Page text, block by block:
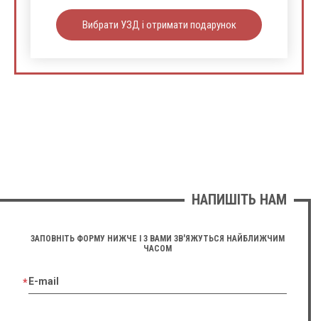
Вибрати УЗД і отримати подарунок
НАПИШІТЬ НАМ
ЗАПОВНІТЬ ФОРМУ НИЖЧЕ І З ВАМИ ЗВ'ЯЖУТЬСЯ НАЙБЛИЖЧИМ
ЧАСОМ
E-mail